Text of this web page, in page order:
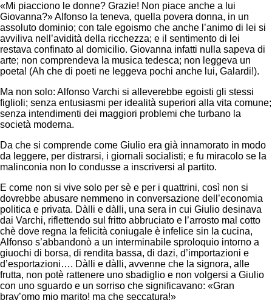
«Mi piacciono le donne? Grazie! Non piace anche a lui
Giovanna?» Alfonso la teneva, quella povera donna, in un
assoluto dominio; con tale egoismo che anche l’animo di lei si
avviliva nell’avidità della ricchezza; e il sentimento di lei
restava confinato al domicilio. Giovanna infatti nulla sapeva di
arte; non comprendeva la musica tedesca; non leggeva un
poeta! (Ah che di poeti ne leggeva pochi anche lui, Galardi!).
Ma non solo: Alfonso Varchi si alleverebbe egoisti gli stessi
figlioli; senza entusiasmi per idealità superiori alla vita comune;
senza intendimenti dei maggiori problemi che turbano la
società moderna.
Da che si comprende come Giulio era già innamorato in modo
da leggere, per distrarsi, i giornali socialisti; e fu miracolo se la
malinconia non lo condusse a inscriversi al partito.
E come non si vive solo per sè e per i quattrini, così non si
dovrebbe abusare nemmeno in conversazione dell’economia
politica e privata. Dàlli e dàlli, una sera in cui Giulio desinava
dai Varchi, riflettendo sul fritto abbruciato e l’arrosto mal cotto
chè dove regna la felicità coniugale è infelice sin la cucina,
Alfonso s’abbandonò a un interminabile sproloquio intorno a
giuochi di borsa, di rendita bassa, di dazi, d’importazioni e
d’esportazioni…. Dàlli e dàlli, avvenne che la signora, alle
frutta, non potè rattenere uno sbadiglio e non volgersi a Giulio
con uno sguardo e un sorriso che significavano: «Gran
brav’omo mio marito! ma che seccatura!»